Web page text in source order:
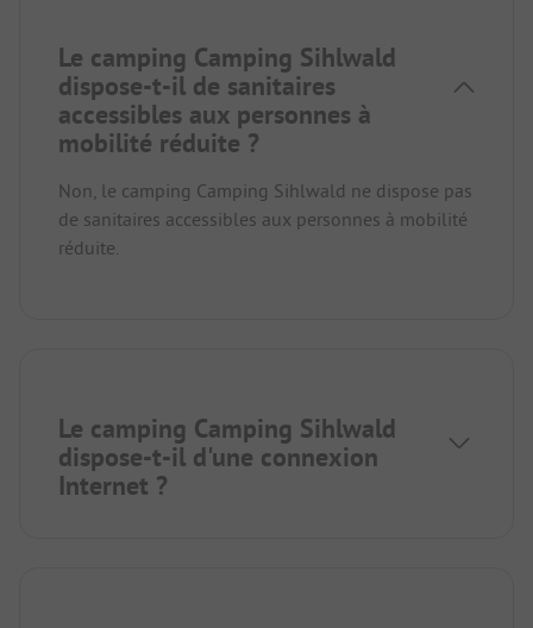
Le camping Camping Sihlwald
dispose-t-il de sanitaires
accessibles aux personnes à
mobilité réduite ?
Non, le camping Camping Sihlwald ne dispose pas
de sanitaires accessibles aux personnes à mobilité
réduite.
Le camping Camping Sihlwald
dispose-t-il d'une connexion
Internet ?